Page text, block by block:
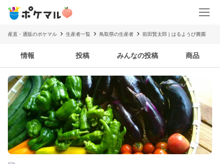
産直・通販のポケマル 生産者一覧 鳥取県の生産者 前田賢太郎 | はるようび農園
情報 投稿 みんなの投稿 商品